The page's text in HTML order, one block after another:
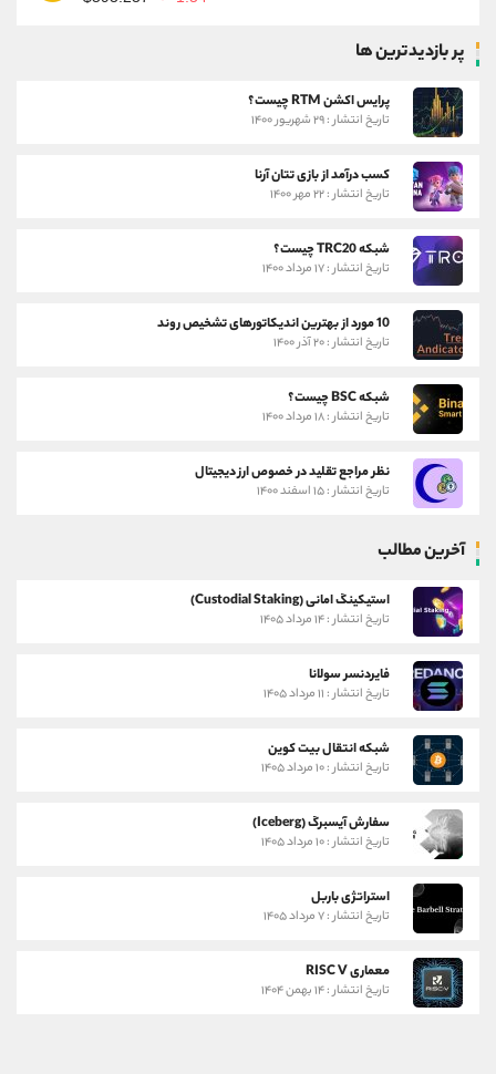
پر بازدیدترین ها
پرایس اکشن RTM چیست؟
تاریخ انتشار : ۲۹ شهریور ۱۴۰۰
کسب درآمد از بازی تتان آرنا
تاریخ انتشار : ۲۲ مهر ۱۴۰۰
شبکه TRC20 چیست؟
تاریخ انتشار : ۱۷ مرداد ۱۴۰۰
10 مورد از بهترین اندیکاتورهای تشخیص روند
تاریخ انتشار : ۲۰ آذر ۱۴۰۰
شبکه BSC چیست؟
تاریخ انتشار : ۱۸ مرداد ۱۴۰۰
نظر مراجع تقلید در خصوص ارز دیجیتال
تاریخ انتشار : ۱۵ اسفند ۱۴۰۰
آخرین مطالب
استیکینگ امانی (Custodial Staking)
تاریخ انتشار : ۱۴ مرداد ۱۴۰۵
فایردنسر سولانا
تاریخ انتشار : ۱۱ مرداد ۱۴۰۵
شبکه انتقال بیت کوین
تاریخ انتشار : ۱۰ مرداد ۱۴۰۵
سفارش آیسبرگ (Iceberg)
تاریخ انتشار : ۱۰ مرداد ۱۴۰۵
استراتژی باربل
تاریخ انتشار : ۷ مرداد ۱۴۰۵
معماری RISC V
تاریخ انتشار : ۱۴ بهمن ۱۴۰۴